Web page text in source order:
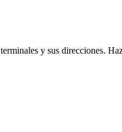
y sus direcciones.